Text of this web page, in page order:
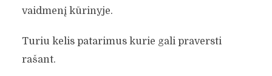
vaidmenį kūrinyje.
Turiu kelis patarimus kurie gali praversti
rašant.